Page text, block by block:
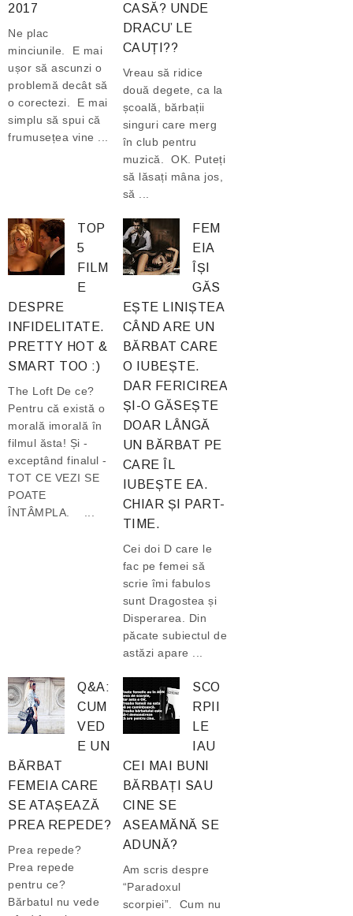
2017
Ne plac
minciunile. E mai
ușor să ascunzi o
problemă decât să
o corectezi. E mai
simplu să spui că
frumusețea vine ...
CASĂ? UNDE
DRACU’ LE
CAUȚI??
Vreau să ridice
două degete, ca la
școală, bărbații
singuri care merg
în club pentru
muzică. OK. Puteți
să lăsați mâna jos,
să ...
TOP
5
FILM
E
DESPRE
INFIDELITATE.
PRETTY HOT &
SMART TOO :)
The Loft De ce?
Pentru că există o
morală imorală în
filmul ăsta! Și -
exceptând finalul -
TOT CE VEZI SE
POATE
ÎNTÂMPLA. ...
FEM
EIA
ÎȘI
GĂS
EȘTE LINIȘTEA
CÂND ARE UN
BĂRBAT CARE
O IUBEȘTE.
DAR FERICIREA
ȘI-O GĂSEȘTE
DOAR LÂNGĂ
UN BĂRBAT PE
CARE ÎL
IUBEȘTE EA.
CHIAR ȘI PART-
TIME.
Cei doi D care le
fac pe femei să
scrie îmi fabulos
sunt Dragostea și
Disperarea. Din
păcate subiectul de
astăzi apare ...
Q&A:
CUM
VED
E UN
BĂRBAT
FEMEIA CARE
SE ATAȘEAZĂ
PREA REPEDE?
Prea repede?
Prea repede
pentru ce?
Bărbatul nu vede
SCO
RPII
LE
IAU
CEI MAI BUNI
BĂRBAȚI SAU
CINE SE
ASEAMĂNĂ SE
ADUNĂ?
Am scris despre
“Paradoxul
scorpiei”. Cum nu